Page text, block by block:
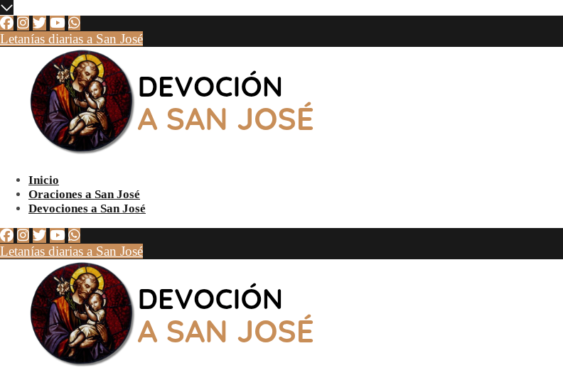
Letanías diarias a San José
Inicio
Oraciones a San José
Devociones a San José
Letanías diarias a San José